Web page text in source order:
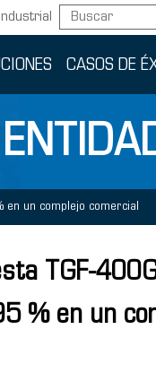
CASOS DE
un complejo comercial
TGF-
% en un